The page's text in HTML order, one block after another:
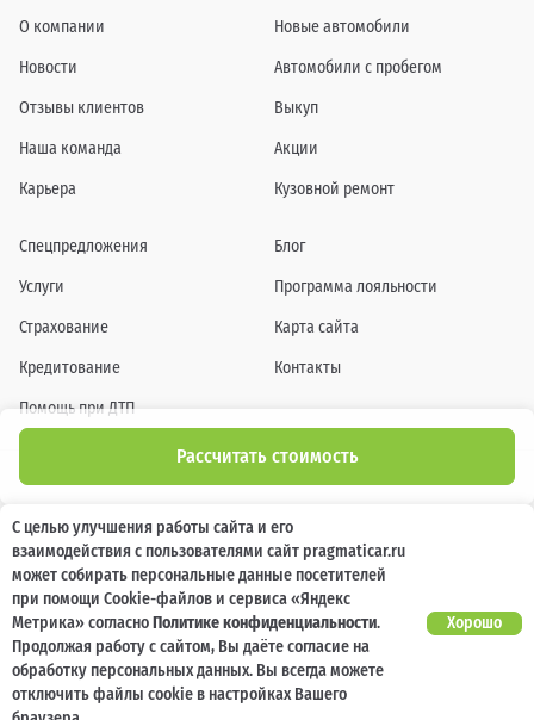
Рассчитать стоимость
О компании
Новости
Отзывы клиентов
Наша команда
Карьера
Новые автомобили
Автомобили с пробегом
Выкуп
Акции
Кузовной ремонт
Спецпредложения
Услуги
Страхование
Кредитование
Помощь при ДТП
Блог
Программа лояльности
Карта сайта
Контакты
Информация о технических характеристиках, составе комплектаций, цветовой
гамме и стоимости автомобилей, а также действующих акциях, сроках и условиях
их проведения, указанных на сайте www.pragmaticar.ru, носит информационный
характер и ни при каких условиях не является публичной офертой,
определяемой положениями пунктом 2 статьи 437 Гражданского кодекса
Российской Федерации. Для получения подробной информации обращайтесь к
специалистам нашей компании.
© ПРАГМАТИКА, 2026
С целью улучшения работы сайта и его
взаимодействия с пользователями сайт pragmaticar.ru
может собирать персональные данные посетителей
при помощи Cookie-файлов и сервиса «Яндекс
Метрика» согласноПолитике конфиденциальности.
Продолжая работу с сайтом, Вы даёте согласие на
обработку персональных данных. Вы всегда можете
отключить файлы cookie в настройках Вашего
Хорошо